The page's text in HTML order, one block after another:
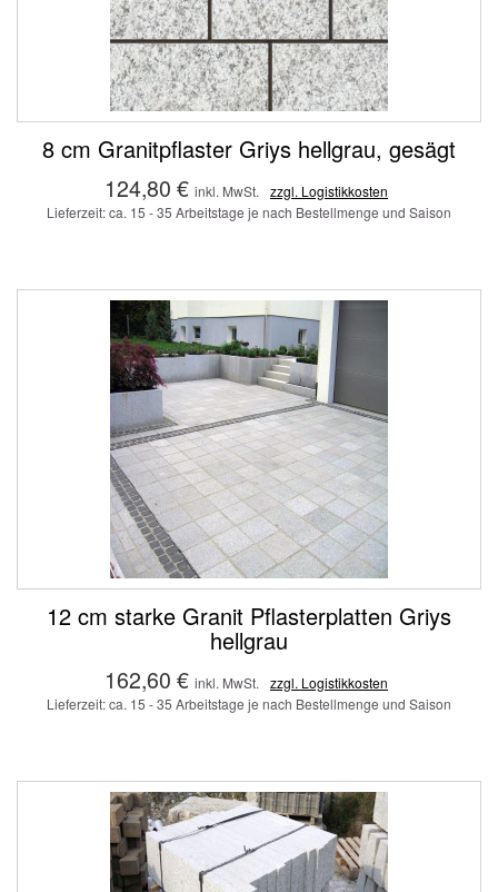
8 cm Granitpflaster Griys hellgrau, gesägt
124,80 € inkl. MwSt.
zzgl. Logistikkosten
Lieferzeit: ca. 15 - 35 Arbeitstage je nach Bestellmenge und Saison
12 cm starke Granit Pflasterplatten Griys
hellgrau
162,60 € inkl. MwSt.
zzgl. Logistikkosten
Lieferzeit: ca. 15 - 35 Arbeitstage je nach Bestellmenge und Saison